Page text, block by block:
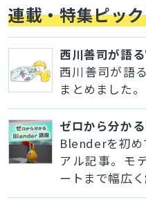
連載・特集ピッ
西川善司が語
西川善司が語
まとめました。
ゼロから分か
Blenderを初め
アル記事。モ
ートまで幅広く